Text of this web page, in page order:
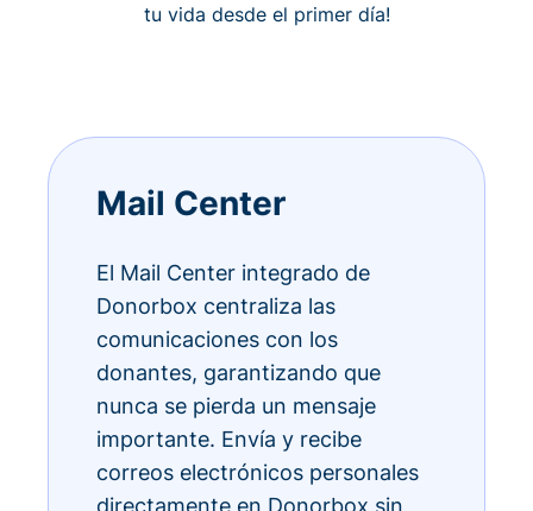
tu vida desde el primer día!
Mail Center
El Mail Center integrado de
Donorbox centraliza las
comunicaciones con los
donantes, garantizando que
nunca se pierda un mensaje
importante. Envía y recibe
correos electrónicos personales
directamente en Donorbox sin